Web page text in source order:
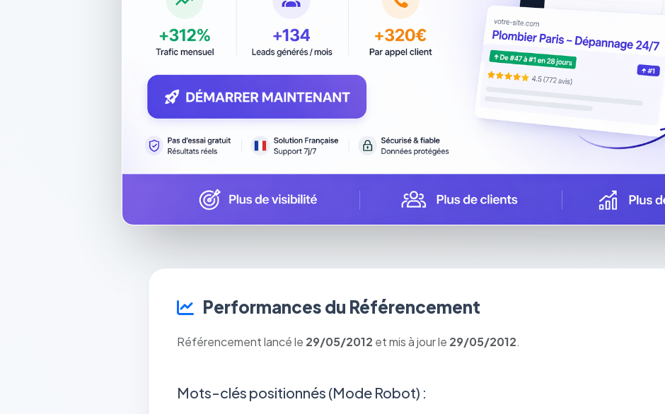
Performances du Référencement
Référencement lancé le 29/05/2012 et mis à jour le 29/05/2012.
Mots-clés positionnés (Mode Robot) :